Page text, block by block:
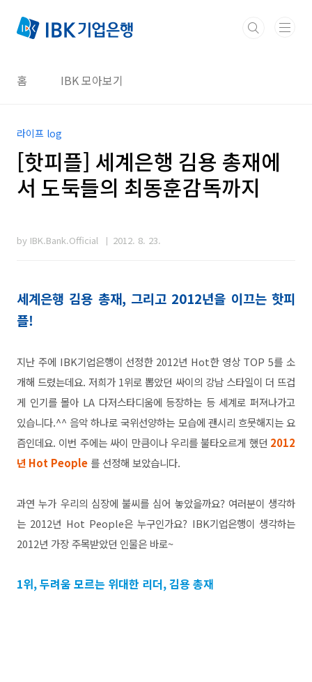
홈 IBK 모아보기
라이프 log
[핫피플] 세계은행 김용 총재에
서 도둑들의 최동훈감독까지
by IBK.Bank.Official 2012. 8. 23.
세계은행 김용 총재, 그리고 2012년을 이끄는 핫피
플!
지난 주에 IBK기업은행이 선정한 2012년 Hot한 영상 TOP 5를 소
개해 드렸는데요. 저희가 1위로 뽑았던 싸이의 강남 스타일이 더 뜨겁
게 인기를 몰아 LA 다저스타디움에 등장하는 등 세계로 퍼져나가고
있습니다.^^ 음악 하나로 국위선양하는 모습에 괜시리 흐뭇해지는 요
즘인데요. 이번 주에는 싸이 만큼이나 우리를 불타오르게 했던 2012
년 Hot People 를 선정해 보았습니다.
과연 누가 우리의 심장에 불씨를 심어 놓았을까요? 여러분이 생각하
는 2012년 Hot People은 누구인가요? IBK기업은행이 생각하는
2012년 가장 주목받았던 인물은 바로~
1위, 두려움 모르는 위대한 리더, 김용 총재